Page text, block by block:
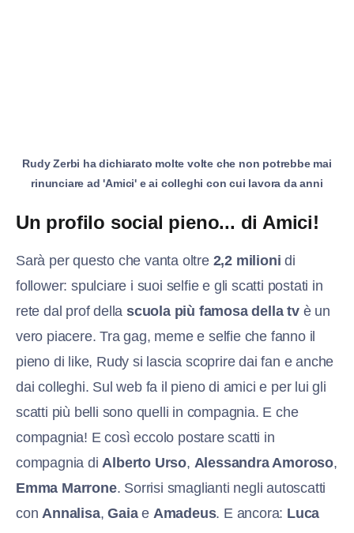
Rudy Zerbi ha dichiarato molte volte che non potrebbe mai
rinunciare ad 'Amici' e ai colleghi con cui lavora da anni
Un profilo social pieno... di Amici!
Sarà per questo che vanta oltre 2,2 milioni di
follower: spulciare i suoi selfie e gli scatti postati in
rete dal prof dellascuola più famosa della tvè un
vero piacere. Tra gag, meme e selfie che fanno il
pieno di like, Rudy si lascia scoprire dai fan e anche
dai colleghi. Sul web fa il pieno di amici e per lui gli
scatti più belli sono quelli in compagnia. E che
compagnia! E così eccolo postare scatti in
compagnia di Alberto Urso, Alessandra Amoroso,
Emma Marrone. Sorrisi smaglianti negli autoscatti
con Annalisa,Gaiae Amadeus. E ancora: Luca